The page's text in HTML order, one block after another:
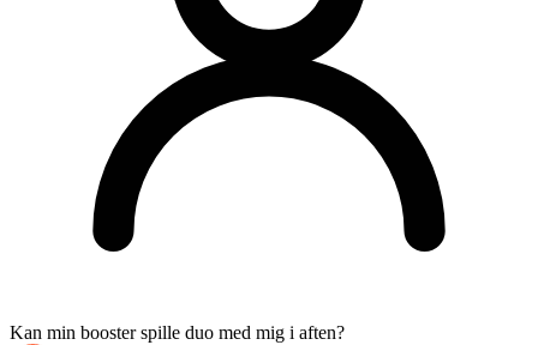
Kan min booster spille duo med mig i aften?